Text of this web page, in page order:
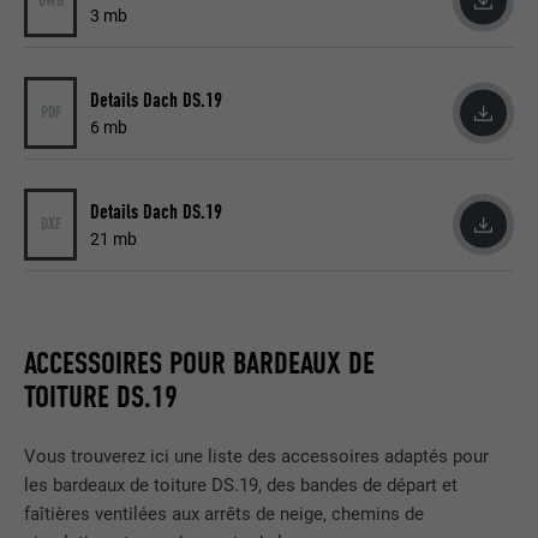
3 mb
PDF Details Dach DS.19
6 mb
DXF Details Dach DS.19
21 mb
ACCESSOIRES POUR BARDEAUX DE
TOITURE DS.19
Vous trouverez ici une liste des accessoires adaptés pour
les bardeaux de toiture DS.19, des bandes de départ et
faîtières ventilées aux arrêts de neige, chemins de
UTILITÉ
une série de produits publicitaires, par
NOM
FOURNISSEUR Facebook
EXPIRATION
UTILITÉ
exemple des offres en temps réel
NOM IDE
FOURNISSEUR doubleclick.net